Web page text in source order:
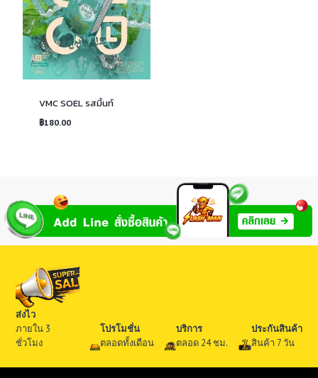
VMC SOEL รสมิ้นท์
฿180.00
ส่งไว
ภายใน 3
ชั่วโมง
โปรโมชั่น
ตลอดทั้งเดือน
บริการ
ตลอด 24 ชม.
ประกันสินค้า
สินค้า 7 วัน